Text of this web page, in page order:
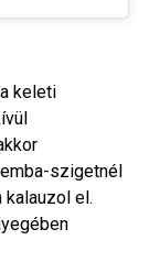
keleti
szigetnél
kalauzol el.